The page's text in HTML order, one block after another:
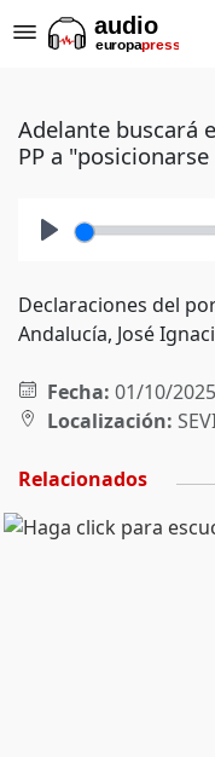
Adelante buscará
PP a
Declaraciones del
Andalucía, José
Fecha: 01/10/2025
Localización:
Relacionados